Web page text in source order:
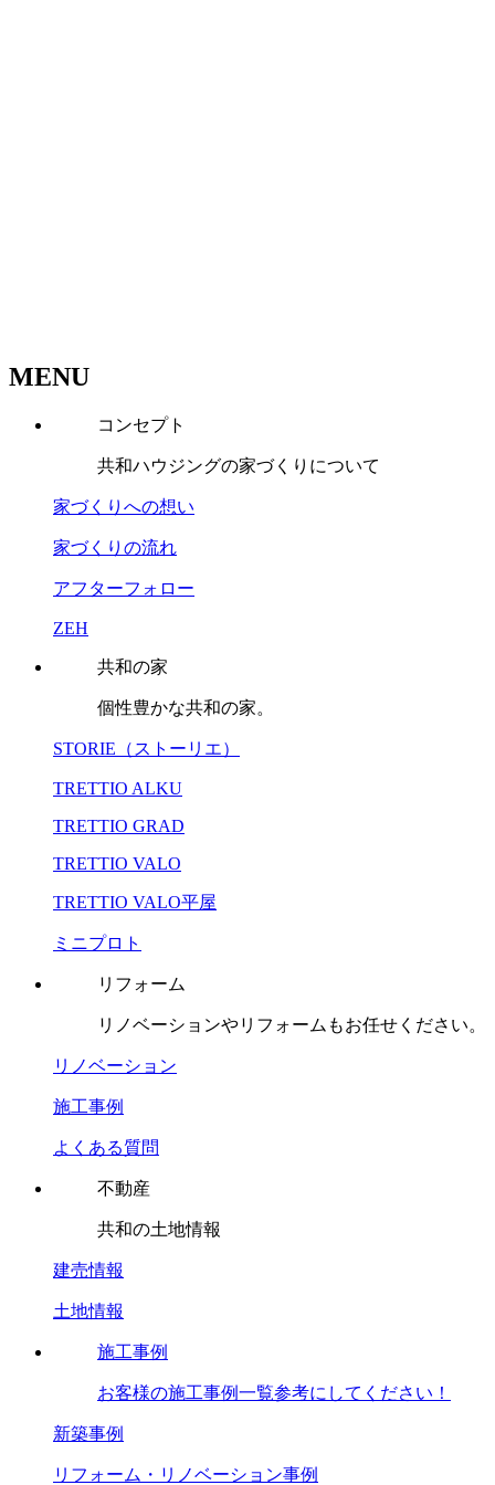
MENU
コンセプト
共和ハウジングの家づくりについて
家づくりへの想い
家づくりの流れ
アフターフォロー
ZEH
共和の家
個性豊かな共和の家。
STORIE（ストーリエ）
TRETTIO ALKU
TRETTIO GRAD
TRETTIO VALO
TRETTIO VALO平屋
ミニプロト
リフォーム
リノベーションやリフォームもお任せください。
リノベーション
施工事例
よくある質問
不動産
共和の土地情報
建売情報
土地情報
施工事例
お客様の施工事例一覧参考にしてください！
新築事例
リフォーム・リノベーション事例